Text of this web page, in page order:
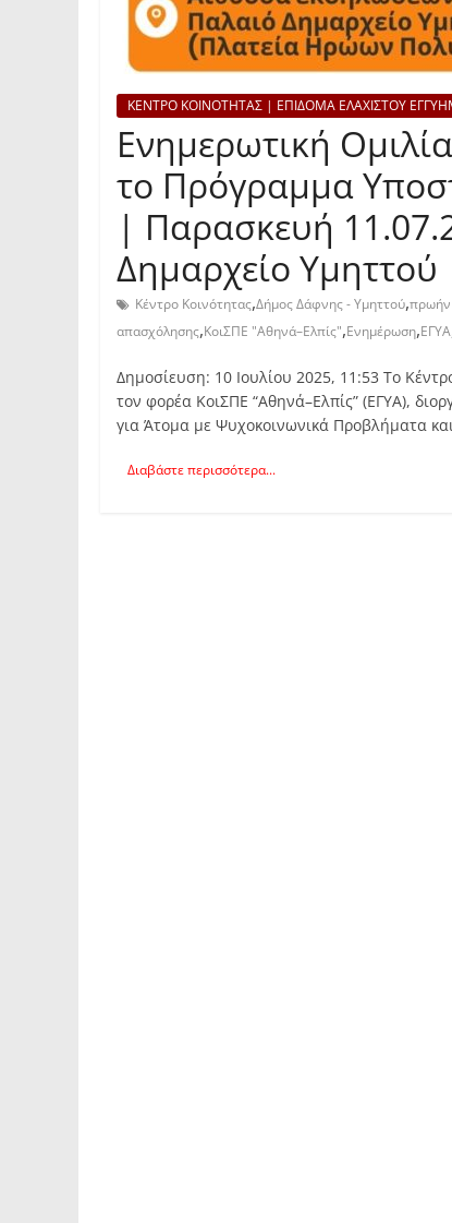
ΚΕΝΤΡΟ ΚΟΙΝΟΤΗΤΑΣ | ΕΠΙΔΟΜΑ ΕΛΑΧΙΣΤΟΥ
Ενημερωτική
το Πρόγραμμα
| Παρασκευή
Δημαρχείο Υμηττού
Κέντρο Κοινότητας,Δήμος Δάφνης - Υμηττού,πρωήν
απασχόλησης,ΚοιΣΠΕ "Αθηνά–Ελπίς",Ενημέρωση,ΕΓΥΑ
Δημοσίευση: 10 Ιουλίου 2025, 11:53 Το
τον φορέα ΚοιΣΠΕ “Αθηνά–Ελπίς” (ΕΓΥΑ),
για Άτομα με Ψυχοκοινωνικά Προβλήματα
Διαβάστε περισσότερα...